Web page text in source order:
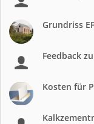
Grundriss
Feedback
Kosten für